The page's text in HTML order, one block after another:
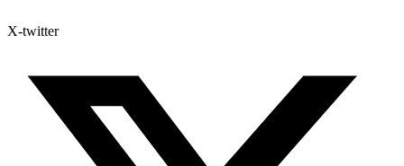
X-twitter